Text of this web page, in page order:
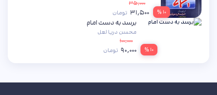
۱۰ %
۳۵,۰۰۰
۳۱,۵۰۰ تومان
۱۰ %
برسد به دست امام
محسن دریا لعل
۱۰۰,۰۰۰
۹۰,۰۰۰ تومان